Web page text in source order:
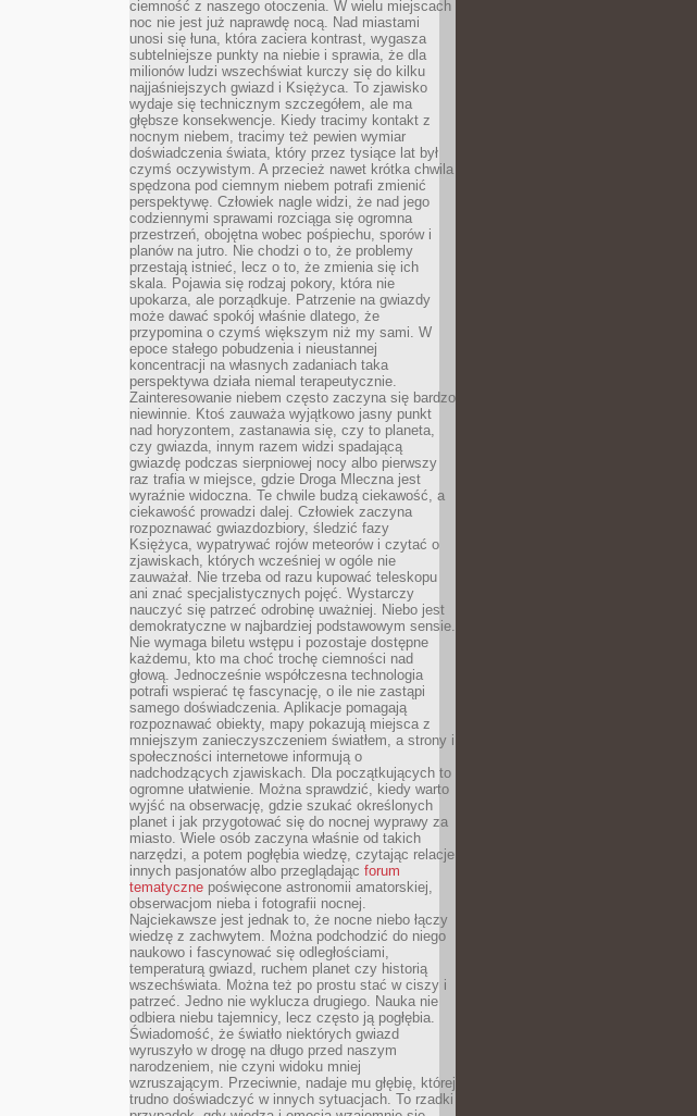
ciemność z naszego otoczenia. W wielu miejscach
noc nie jest już naprawdę nocą. Nad miastami
unosi się łuna, która zaciera kontrast, wygasza
subtelniejsze punkty na niebie i sprawia, że dla
milionów ludzi wszechświat kurczy się do kilku
najjaśniejszych gwiazd i Księżyca. To zjawisko
wydaje się technicznym szczegółem, ale ma
głębsze konsekwencje. Kiedy tracimy kontakt z
nocnym niebem, tracimy też pewien wymiar
doświadczenia świata, który przez tysiące lat był
czymś oczywistym. A przecież nawet krótka chwila
spędzona pod ciemnym niebem potrafi zmienić
perspektywę. Człowiek nagle widzi, że nad jego
codziennymi sprawami rozciąga się ogromna
przestrzeń, obojętna wobec pośpiechu, sporów i
planów na jutro. Nie chodzi o to, że problemy
przestają istnieć, lecz o to, że zmienia się ich
skala. Pojawia się rodzaj pokory, która nie
upokarza, ale porządkuje. Patrzenie na gwiazdy
może dawać spokój właśnie dlatego, że
przypomina o czymś większym niż my sami. W
epoce stałego pobudzenia i nieustannej
koncentracji na własnych zadaniach taka
perspektywa działa niemal terapeutycznie.
Zainteresowanie niebem często zaczyna się bardzo
niewinnie. Ktoś zauważa wyjątkowo jasny punkt
nad horyzontem, zastanawia się, czy to planeta,
czy gwiazda, innym razem widzi spadającą
gwiazdę podczas sierpniowej nocy albo pierwszy
raz trafia w miejsce, gdzie Droga Mleczna jest
wyraźnie widoczna. Te chwile budzą ciekawość, a
ciekawość prowadzi dalej. Człowiek zaczyna
rozpoznawać gwiazdozbiory, śledzić fazy
Księżyca, wypatrywać rojów meteorów i czytać o
zjawiskach, których wcześniej w ogóle nie
zauważał. Nie trzeba od razu kupować teleskopu
ani znać specjalistycznych pojęć. Wystarczy
nauczyć się patrzeć odrobinę uważniej. Niebo jest
demokratyczne w najbardziej podstawowym sensie.
Nie wymaga biletu wstępu i pozostaje dostępne
każdemu, kto ma choć trochę ciemności nad
głową. Jednocześnie współczesna technologia
potrafi wspierać tę fascynację, o ile nie zastąpi
samego doświadczenia. Aplikacje pomagają
rozpoznawać obiekty, mapy pokazują miejsca z
mniejszym zanieczyszczeniem światłem, a strony i
społeczności internetowe informują o
nadchodzących zjawiskach. Dla początkujących to
ogromne ułatwienie. Można sprawdzić, kiedy warto
wyjść na obserwację, gdzie szukać określonych
planet i jak przygotować się do nocnej wyprawy za
miasto. Wiele osób zaczyna właśnie od takich
narzędzi, a potem pogłębia wiedzę, czytając relacje
innych pasjonatów albo przeglądając forum
tematyczne poświęcone astronomii amatorskiej,
obserwacjom nieba i fotografii nocnej.
Najciekawsze jest jednak to, że nocne niebo łączy
wiedzę z zachwytem. Można podchodzić do niego
naukowo i fascynować się odległościami,
temperaturą gwiazd, ruchem planet czy historią
wszechświata. Można też po prostu stać w ciszy i
patrzeć. Jedno nie wyklucza drugiego. Nauka nie
odbiera niebu tajemnicy, lecz często ją pogłębia.
Świadomość, że światło niektórych gwiazd
wyruszyło w drogę na długo przed naszym
narodzeniem, nie czyni widoku mniej
wzruszającym. Przeciwnie, nadaje mu głębię, której
trudno doświadczyć w innych sytuacjach. To rzadki